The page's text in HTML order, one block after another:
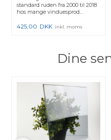
standard ruden fra 2000 til 2018
hos mange vinduesprod...
425,00 DKK inkl. moms
Dine